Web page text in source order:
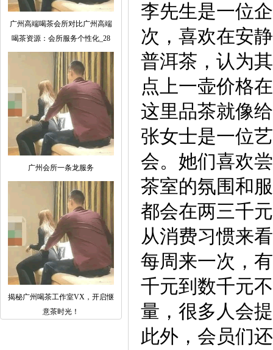
广州高端喝茶会所对比广州高端
喝茶资源：会所服务个性化_28
广州会所一条龙服务
揭秘广州喝茶工作室VX，开启惬
意茶时光！
李先生是一位
次，喜欢在安
普洱茶，认为
点上一壶价格
这里品茶就像
张女士是一位
会。她们喜欢
茶室的氛围和
都会在两三千
从消费习惯来
每周来一次，
千元到数千元
量，很多人会
此外，会员们